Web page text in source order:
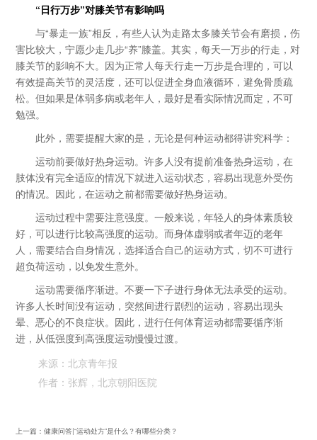
“日行万步”对膝关节有影响吗
与“暴走一族”相反，有些人认为走路太多膝关节会有磨损，伤
害比较大，宁愿少走几步“养”膝盖。其实，每天一万步的行走，对
膝关节的影响不大。因为正常人每天行走一万步是合理的，可以
有效提高关节的灵活度，还可以促进全身血液循环，避免骨质疏
松。但如果是体弱多病或老年人，最好是看实际情况而定，不可
勉强。
此外，需要提醒大家的是，无论是何种运动都得讲究科学：
运动前要做好热身运动。许多人没有提前准备热身运动，在
肢体没有完全适应的情况下就进入运动状态，容易出现意外受伤
的情况。因此，在运动之前都需要做好热身运动。
运动过程中需要注意强度。一般来说，年轻人的身体素质较
好，可以进行比较高强度的运动。而身体虚弱或者年迈的老年
人，需要结合自身情况，选择适合自己的运动方式，切不可进行
超负荷运动，以免发生意外。
运动需要循序渐进。不要一下子进行身体无法承受的运动。
许多人长时间没有运动，突然间进行剧烈的运动，容易出现头
晕、恶心的不良症状。因此，进行任何体育运动都需要循序渐
进，从低强度到高强度运动慢慢过渡。
来源：北京青年报
作者：张辉，北京朝阳医院
上一篇：健康问答|“运动处方”是什么？有哪些分类？